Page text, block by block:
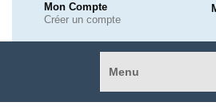
Mon Compte
Créer un compte
Menu